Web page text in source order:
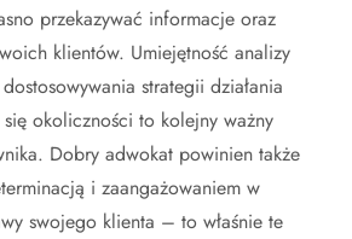
przekazywać informacje oraz
klientów. Umiejętność analizy
strategii działania
okoliczności to kolejny ważny
Dobry adwokat powinien także
i zaangażowaniem w
swojego klienta – to właśnie te